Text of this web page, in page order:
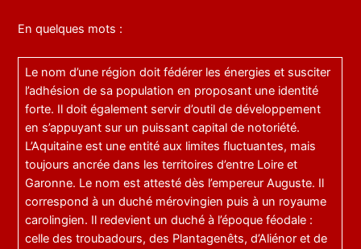
En quelques mots :
Le nom d’une région doit fédérer les énergies et susciter
l’adhésion de sa population en proposant une identité
forte. Il doit également servir d’outil de développement
en s’appuyant sur un puissant capital de notoriété.
L’Aquitaine est une entité aux limites fluctuantes, mais
toujours ancrée dans les territoires d’entre Loire et
Garonne. Le nom est attesté dès l’empereur Auguste. Il
correspond à un duché mérovingien puis à un royaume
carolingien. Il redevient un duché à l’époque féodale :
celle des troubadours, des Plantagenêts, d’Aliénor et de